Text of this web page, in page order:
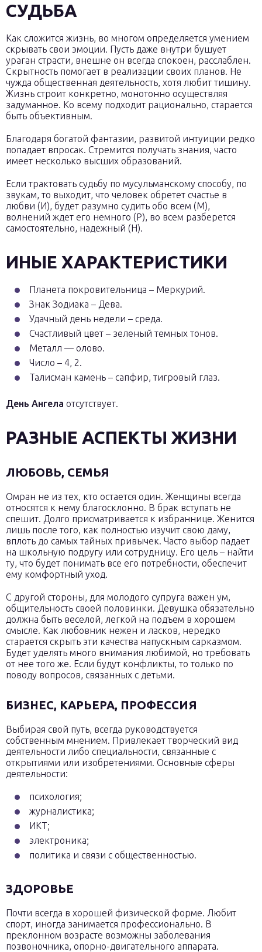
СУДЬБА
Как сложится жизнь, во многом определяется умением
скрывать свои эмоции. Пусть даже внутри бушует
ураган страсти, внешне он всегда спокоен, расслаблен.
Скрытность помогает в реализации своих планов. Не
чужда общественная деятельность, хотя любит тишину.
Жизнь строит конкретно, монотонно осуществляя
задуманное. Ко всему подходит рационально, старается
быть объективным.
Благодаря богатой фантазии, развитой интуиции редко
попадает впросак. Стремится получать знания, часто
имеет несколько высших образований.
Если трактовать судьбу по мусульманскому способу, по
звукам, то выходит, что человек обретет счастье в
любви (И), будет разумно судить обо всем (М),
волнений ждет его немного (Р), во всем разберется
самостоятельно, надежный (Н).
ИНЫЕ ХАРАКТЕРИСТИКИ
Планета покровительница – Меркурий.
Знак Зодиака – Дева.
Удачный день недели – среда.
Счастливый цвет – зеленый темных тонов.
Металл — олово.
Число – 4, 2.
Талисман камень – сапфир, тигровый глаз.
День Ангела отсутствует.
РАЗНЫЕ АСПЕКТЫ ЖИЗНИ
ЛЮБОВЬ, СЕМЬЯ
Омран не из тех, кто остается один. Женщины всегда
относятся к нему благосклонно. В брак вступать не
спешит. Долго присматривается к избраннице. Женится
лишь после того, как полностью изучит свою даму,
вплоть до самых тайных привычек. Часто выбор падает
на школьную подругу или сотрудницу. Его цель – найти
ту, что будет понимать все его потребности, обеспечит
ему комфортный уход.
С другой стороны, для молодого супруга важен ум,
общительность своей половинки. Девушка обязательно
должна быть веселой, легкой на подъем в хорошем
смысле. Как любовник нежен и ласков, нередко
старается скрыть эти качества напускным сарказмом.
Будет уделять много внимания любимой, но требовать
от нее того же. Если будут конфликты, то только по
поводу вопросов, связанных с детьми.
БИЗНЕС, КАРЬЕРА, ПРОФЕССИЯ
Выбирая свой путь, всегда руководствуется
собственным мнением. Привлекает творческий вид
деятельности либо специальности, связанные с
открытиями или изобретениями. Основные сферы
деятельности:
психология;
журналистика;
ИКТ;
электроника;
политика и связи с общественностью.
ЗДОРОВЬЕ
Почти всегда в хорошей физической форме. Любит
спорт, иногда занимается профессионально. В
преклонном возрасте возможны заболевания
позвоночника, опорно-двигательного аппарата.